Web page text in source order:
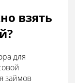
взять
для
займов